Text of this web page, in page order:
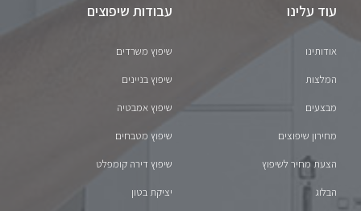
עוד עלינו
אודותינו
המלצות
מבצעים
מחירון שיפוצים
הצעת מחיר לשיפוץ
הבלוג
עבודות שיפוצים
שיפוץ משרדים
שיפוץ בניינים
שיפוץ אמבטיה
שיפוץ מטבחים
שיפוץ דירה קומפלט
יציקת בטון